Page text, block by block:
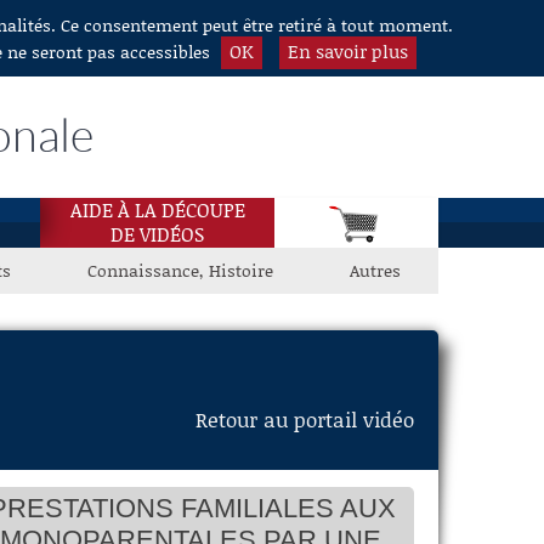
Ce consentement peut être retiré à tout moment.
seront pas accessibles
OK En savoir plus
AIDE À LA DÉCOUPE
DE VIDÉOS
Connaissance, Histoire Autres
Retour au portail vidéo
FAMILIALES AUX
de la proposition de loi pour la
des ressources des familles
par une pension alimentaire